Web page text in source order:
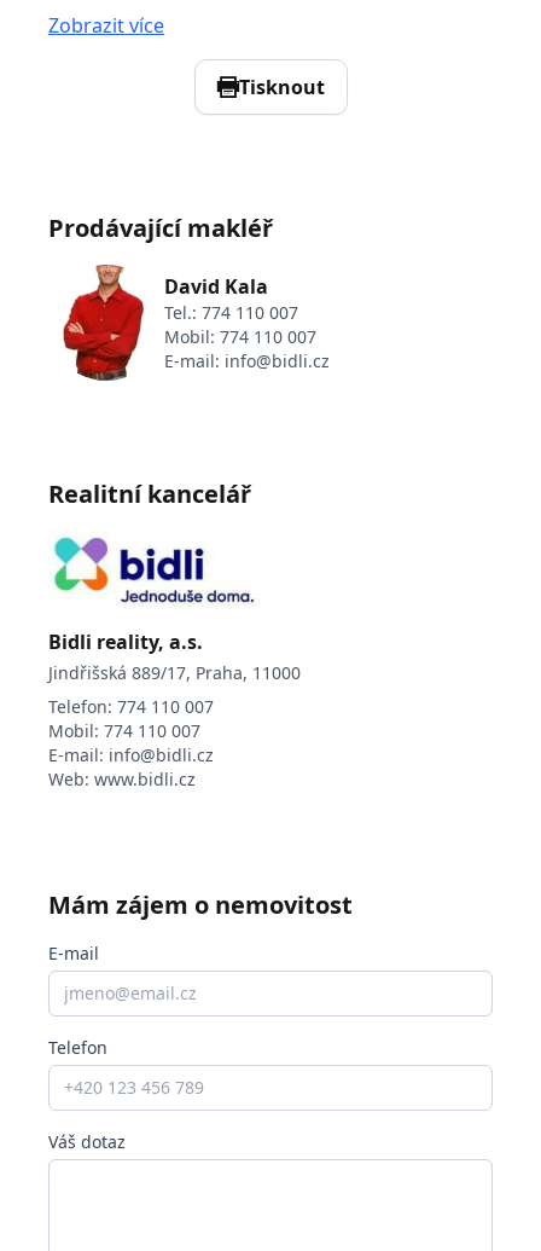
Zobrazit více
Tisknout
Prodávající makléř
David Kala
Tel.: 774 110 007
Mobil: 774 110 007
E-mail: info@bidli.cz
Realitní kancelář
Bidli reality, a.s.
Jindřišská 889/17, Praha, 11000
Telefon: 774 110 007
Mobil: 774 110 007
E-mail: info@bidli.cz
Web: www.bidli.cz
Mám zájem o nemovitost
E-mail
Telefon
Váš dotaz